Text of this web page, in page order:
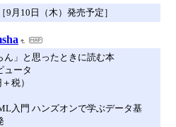
月10日（木）発売予定］
ん」と思ったときに読む本
ュータ
税）
入門 ハンズオンで学ぶデータ基